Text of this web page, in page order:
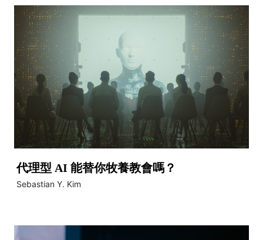
代理型 AI 能替你牧養教會嗎？
Sebastian Y. Kim